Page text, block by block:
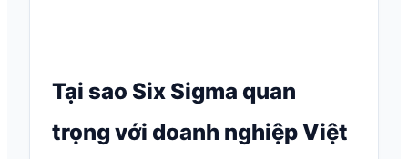
Tại sao Six Sigma quan
trọng với doanh nghiệp Việt